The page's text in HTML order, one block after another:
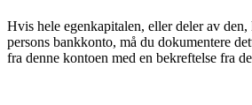
Hvis hele egenkapitalen, eller deler av den,
persons bankkonto, må du dokumentere
fra denne kontoen med en bekreftelse fra